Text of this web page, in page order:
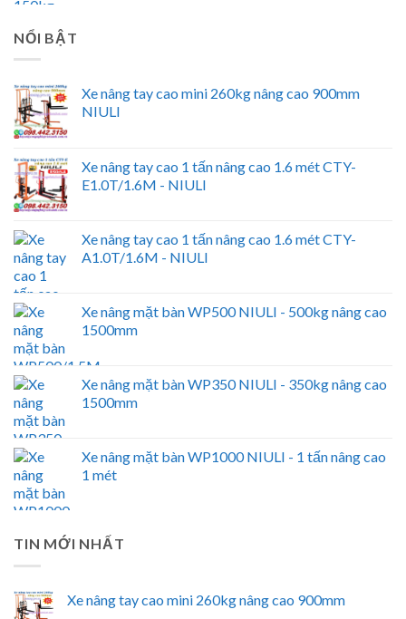
NỔI BẬT
Xe nâng tay cao mini 260kg nâng cao 900mm
NIULI
Xe nâng tay cao 1 tấn nâng cao 1.6 mét CTY-
E1.0T/1.6M - NIULI
Xe nâng tay cao 1 tấn nâng cao 1.6 mét CTY-
A1.0T/1.6M - NIULI
Xe nâng mặt bàn WP500 NIULI - 500kg nâng cao
1500mm
Xe nâng mặt bàn WP350 NIULI - 350kg nâng cao
1500mm
Xe nâng mặt bàn WP1000 NIULI - 1 tấn nâng cao
1 mét
TIN MỚI NHẤT
Xe nâng tay cao mini 260kg nâng cao 900mm